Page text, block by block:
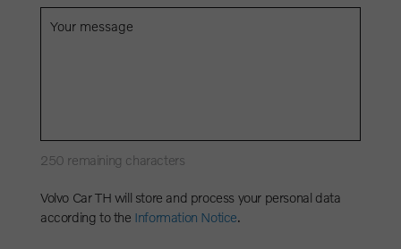
250 remaining characters
Volvo Car TH will store and process your personal data
according to the Information Notice